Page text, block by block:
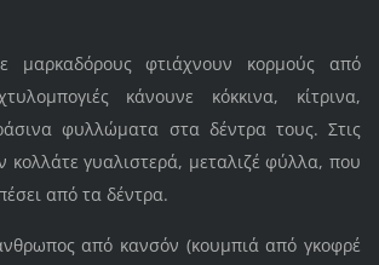
μαρκαδόρους φτιάχνουν κορμούς από
κάνουνε κόκκινα, κίτρινα,
φυλλώματα στα δέντρα τους. Στις
κολλάτε γυαλιστερά, μεταλιζέ φύλλα, που
από τα δέντρα.
από κανσόν (κουμπιά από γκοφρέ